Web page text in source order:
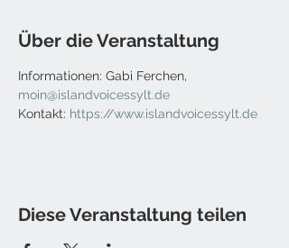
Über die Veranstaltung
Informationen: Gabi Ferchen,
moin@islandvoicessylt.de
Kontakt: https://www.islandvoicessylt.de
Diese Veranstaltung teilen